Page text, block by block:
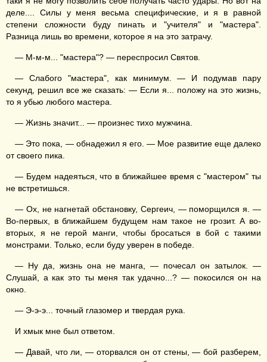
деле.... Силы у меня весьма специфические, и я в равной
степени сложности буду пинать и "учителя" и "мастера".
Разница лишь во времени, которое я на это затрачу.
— М-м-м... "мастера"? — переспросил Святов.
— Слабого "мастера", как минимум. — И подумав пару
секунд, решил все же сказать: — Если я... положу на это жизнь,
то я убью любого мастера.
— Жизнь значит... — произнес тихо мужчина.
— Это пока, — обнадежил я его. — Мое развитие еще далеко
от своего пика.
— Будем надеяться, что в ближайшее время с "мастером" ты
не встретишься.
— Ох, не нагнетай обстановку, Сергеич, — поморщился я. —
Во-первых, в ближайшем будущем нам такое не грозит. А во-
вторых, я не герой манги, чтобы бросаться в бой с такими
монстрами. Только, если буду уверен в победе.
— Ну да, жизнь она не манга, — почесал он затылок. —
Слушай, а как это ты меня так удачно...? — покосился он на
окно.
— Э-э-э... точный глазомер и твердая рука.
И хмык мне был ответом.
— Давай, что ли, — оторвался он от стены, — бой разберем,